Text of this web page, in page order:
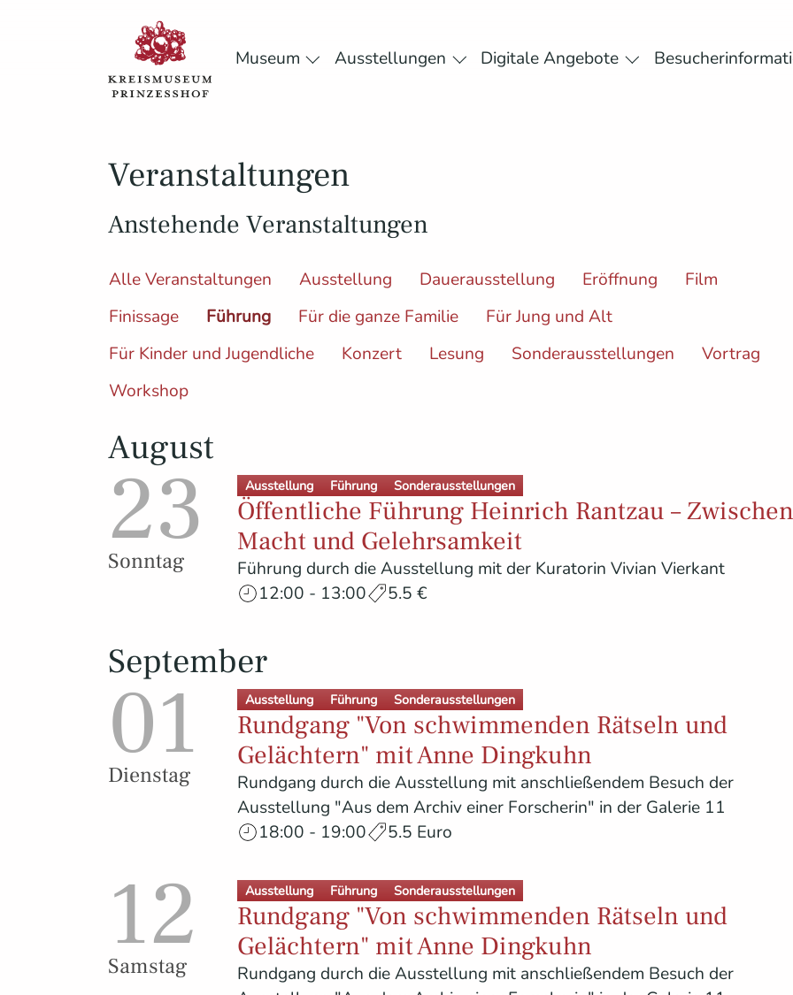
Museum Submenu for "Museum"
Ausstellungen Submenu for "Ausstellungen"
Digitale Angebote Submenu for
Veranstaltungen
Anstehende Veranstaltungen
Alle Veranstaltungen Ausstellung Dauerausstellung Eröffnung
Film
Finissage
Führung Für die ganze Familie
Für Jung und Alt
Für Kinder und Jugendliche
Konzert Lesung Sonderausstellungen
Vortrag
Workshop
August
23
Sonntag
Ausstellung Führung Sonderausstellungen
Öffentliche Führung Heinrich Rantzau – Zwischen
Macht und Gelehrsamkeit
Führung durch die Ausstellung mit der Kuratorin Vivian Vierkant
12:00 - 13:00
5.5 €
September
01
Dienstag
Ausstellung Führung Sonderausstellungen
Rundgang "Von schwimmenden Rätseln und
Gelächtern" mit Anne Dingkuhn
Rundgang durch die Ausstellung mit anschließendem Besuch der
Ausstellung "Aus dem Archiv einer Forscherin" in der Galerie 11
18:00 - 19:00
5.5 Euro
12
Samstag
Ausstellung Führung Sonderausstellungen
Rundgang "Von schwimmenden Rätseln und
Gelächtern" mit Anne Dingkuhn
Rundgang durch die Ausstellung mit anschließendem Besuch der